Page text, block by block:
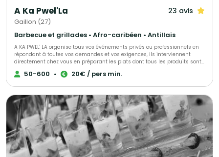
A Ka Pwel'La 23 avis
Gaillon (27)
Barbecue et grillades • Afro-caribéen • Antillais
A KA PWEL' LA organise tous vos événements privés ou professionnels en
répondant à toutes vos demandes et vos exigences, ils interviennent
directement chez vous en préparant les plats dont tous les produits sont
frais et antillais. Tout est personnalisable et ajustable selon vos envies.
50-600 • 20€ / pers min.